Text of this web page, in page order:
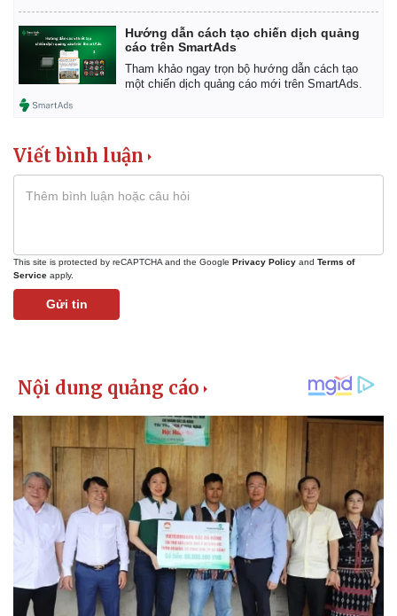
Hướng dẫn cách tạo chiến dịch quảng
cáo trên SmartAds
Tham khảo ngay trọn bộ hướng dẫn cách tạo
một chiến dịch quảng cáo mới trên SmartAds.
Viết bình luận
This site is protected by reCAPTCHA and the Google Privacy Policy and Terms of
Service apply.
Gửi tin